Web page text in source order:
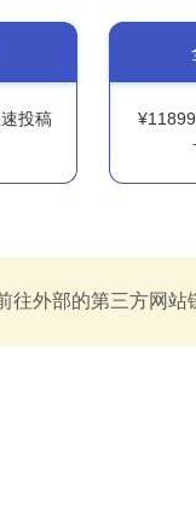
投稿
往外部的第三方网